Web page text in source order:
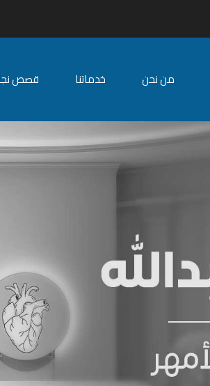
من نحن خدماتنا قصص